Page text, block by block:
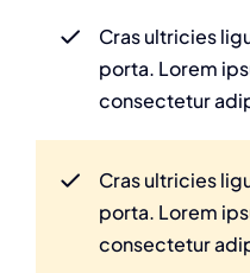
Cras ultricies
porta. Lorem
consectetur
Cras ultricies
porta. Lorem
consectetur